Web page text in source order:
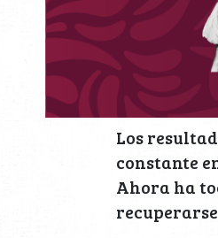
Los
constante
Ahora ha